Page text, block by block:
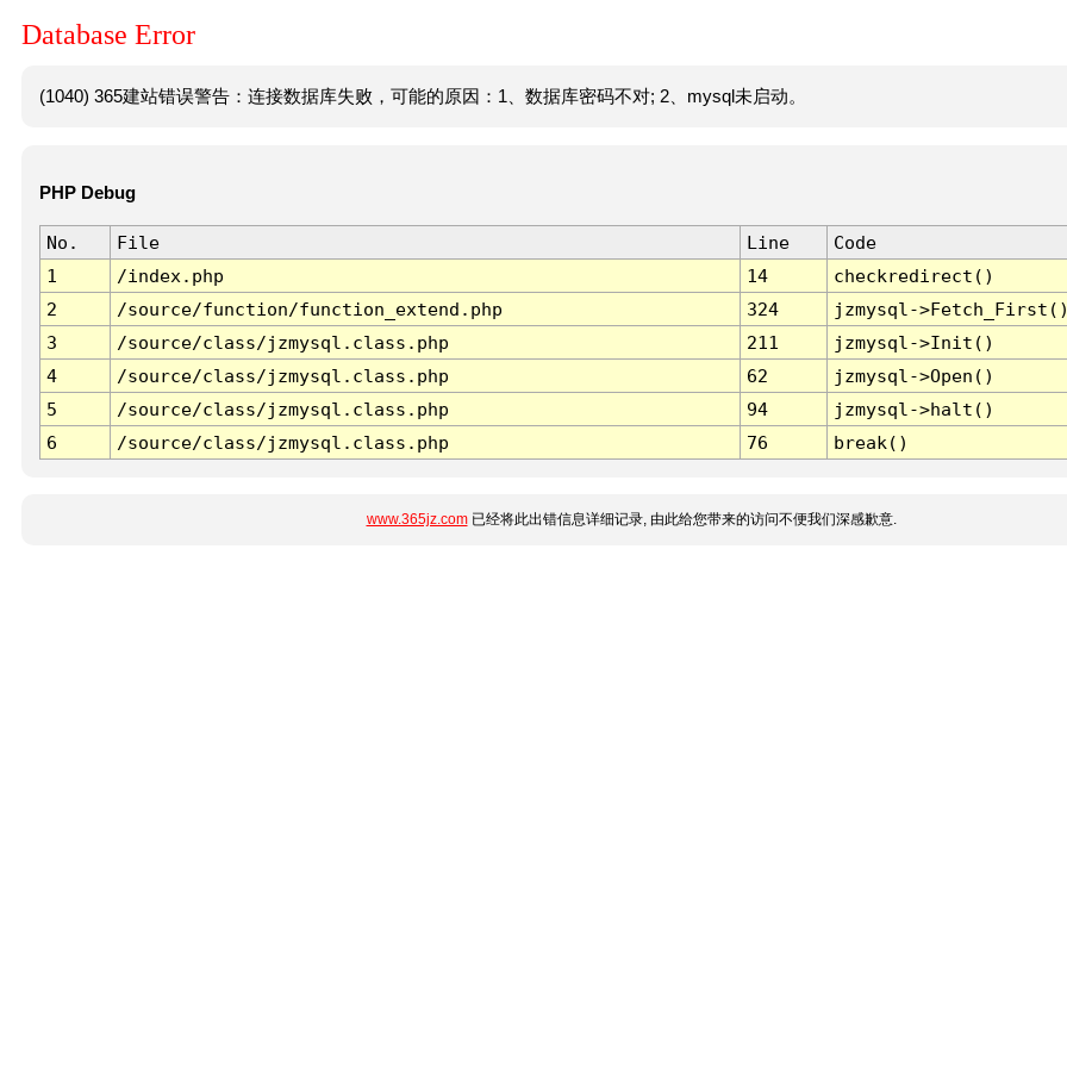
Database Error
(1040) 365建站错误警告：连接数据库失败，可能的原因：1、数据库密码不对; 2、mysql未启动。
PHP Debug
No. File Line
Code
1
/index.php 14
checkredirect()
2
/source/function/function_extend.php 324
jzmysql-
3
/source/class/jzmysql.class.php 211
jzmysql->Init()
4
/source/class/jzmysql.class.php 62
jzmysql->Open()
5
/source/class/jzmysql.class.php 94
jzmysql->halt()
6
/source/class/jzmysql.class.php 76 break()
www.365jz.com已经将此出错信息详细记录, 由此给您带来的访问不便我们深感歉意.